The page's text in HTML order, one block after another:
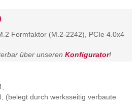
Formfaktor (M.2-2242), PCIe 4.0x4
über unseren Konfigurator!
(belegt durch werksseitig verbaute